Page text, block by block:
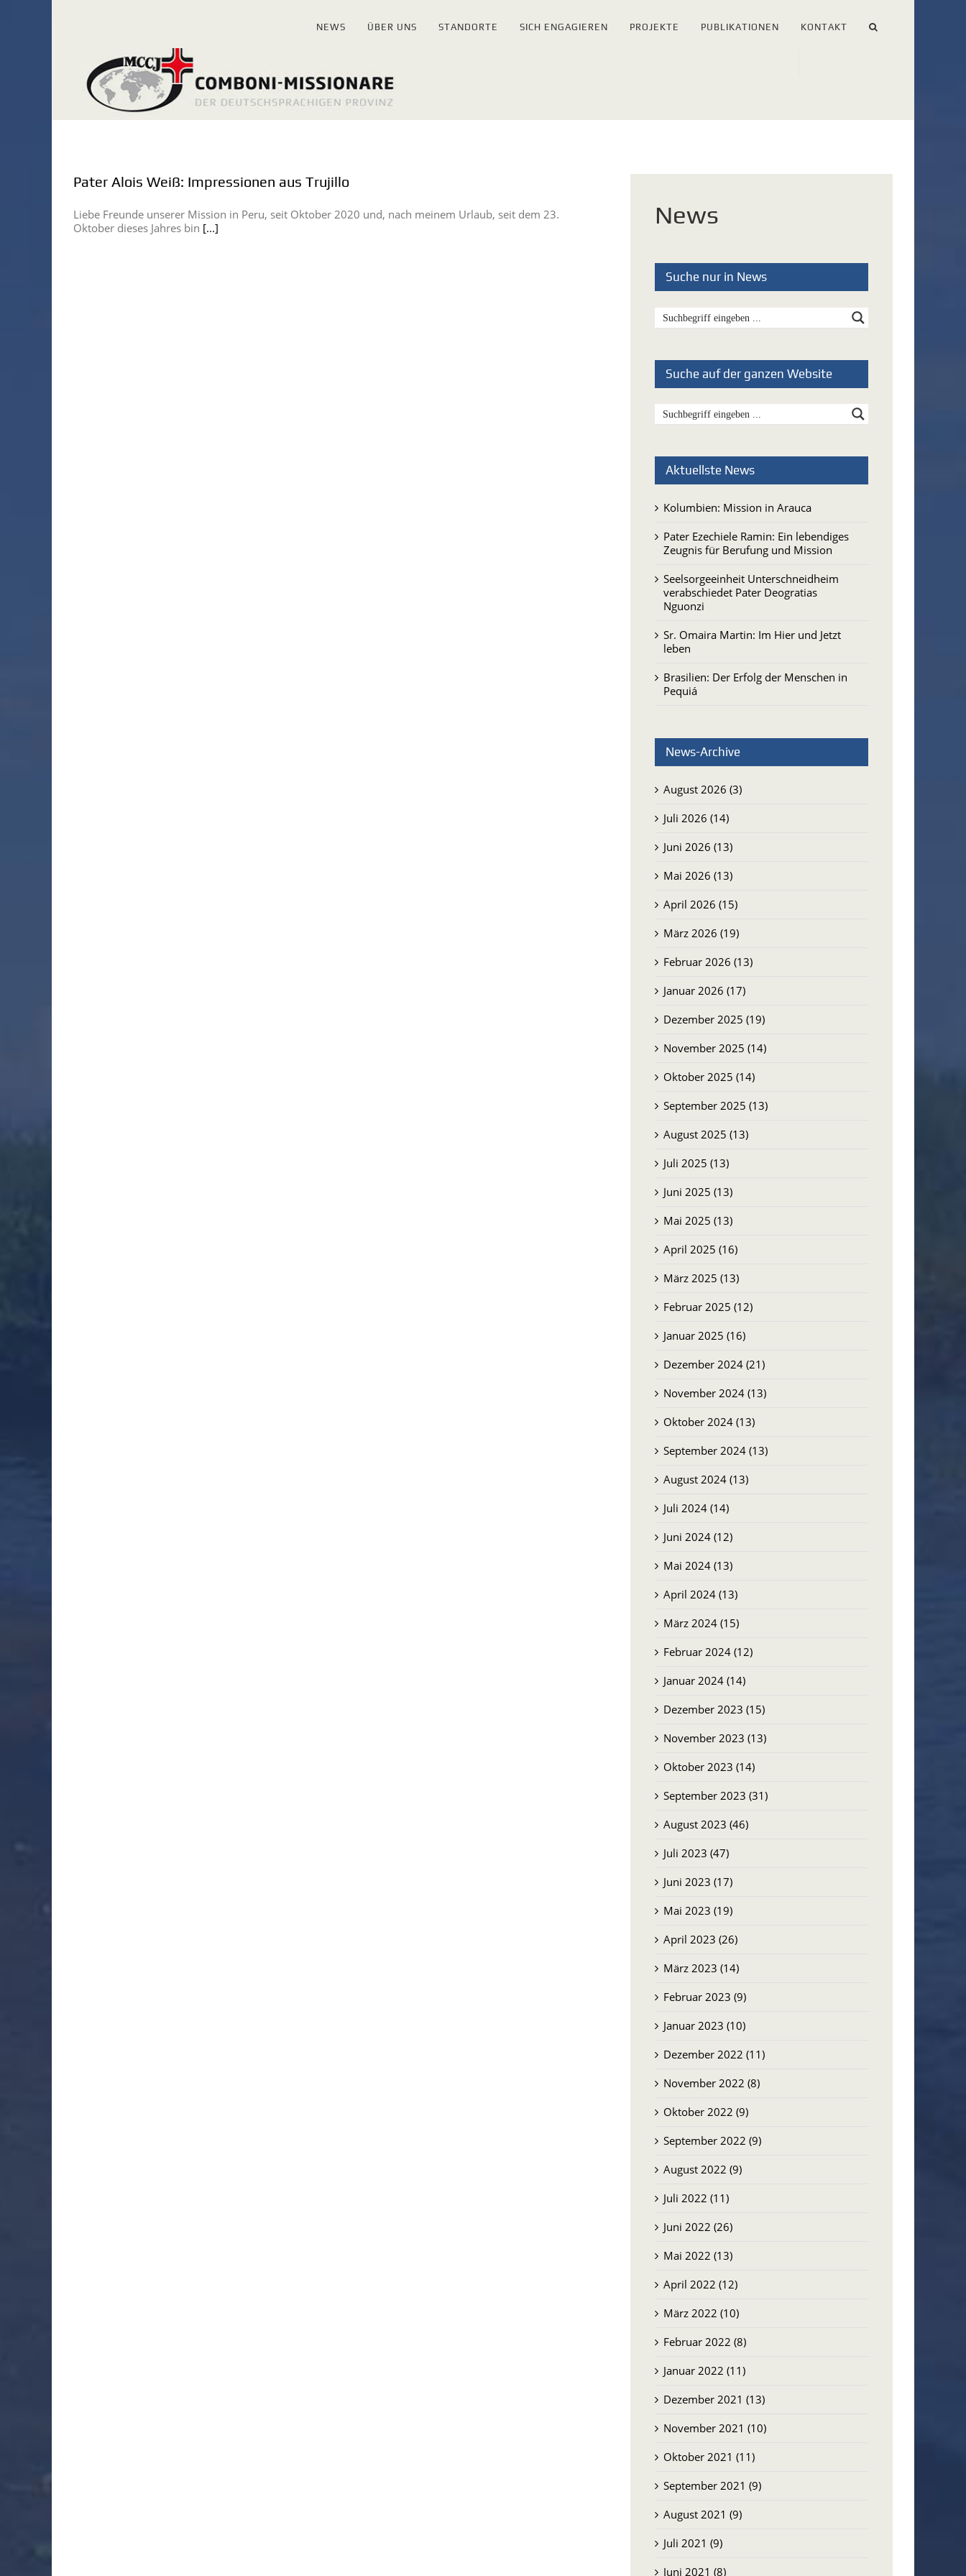
NEWS ÜBER UNS STANDORTE SICH ENGAGIEREN PROJEKTE PUBLIKATIONEN KONTAKT
Pater Alois Weiß: Impressionen aus Trujillo
Liebe Freunde unserer Mission in Peru, seit Oktober 2020 und, nach meinem Urlaub, seit dem 23.
Oktober dieses Jahres bin [...] News
Suche nur in News
Suche auf der ganzen Website
Aktuellste News
Kolumbien: Mission in Arauca
Pater Ezechiele Ramin: Ein lebendiges
Zeugnis für Berufung und Mission
Seelsorgeeinheit Unterschneidheim
verabschiedet Pater Deogratias
Nguonzi
Sr. Omaira Martin: Im Hier und Jetzt
leben
Brasilien: Der Erfolg der Menschen in
Pequiá
News-Archive
August 2026 (3)
Juli 2026 (14)
Juni 2026 (13)
Mai 2026 (13)
April 2026 (15)
März 2026 (19)
Februar 2026 (13)
Januar 2026 (17)
Dezember 2025 (19)
November 2025 (14)
Oktober 2025 (14)
September 2025 (13)
August 2025 (13)
Juli 2025 (13)
Juni 2025 (13)
Mai 2025 (13)
April 2025 (16)
März 2025 (13)
Februar 2025 (12)
Januar 2025 (16)
Dezember 2024 (21)
November 2024 (13)
Oktober 2024 (13)
September 2024 (13)
August 2024 (13)
Juli 2024 (14)
Juni 2024 (12)
Mai 2024 (13)
April 2024 (13)
März 2024 (15)
Februar 2024 (12)
Januar 2024 (14)
Dezember 2023 (15)
November 2023 (13)
Oktober 2023 (14)
September 2023 (31)
August 2023 (46)
Juli 2023 (47)
Juni 2023 (17)
Mai 2023 (19)
April 2023 (26)
März 2023 (14)
Februar 2023 (9)
Januar 2023 (10)
Dezember 2022 (11)
November 2022 (8)
Oktober 2022 (9)
September 2022 (9)
August 2022 (9)
Juli 2022 (11)
Juni 2022 (26)
Mai 2022 (13)
April 2022 (12)
März 2022 (10)
Februar 2022 (8)
Januar 2022 (11)
Dezember 2021 (13)
November 2021 (10)
Oktober 2021 (11)
September 2021 (9)
August 2021 (9)
Juli 2021 (9)
Juni 2021 (8)